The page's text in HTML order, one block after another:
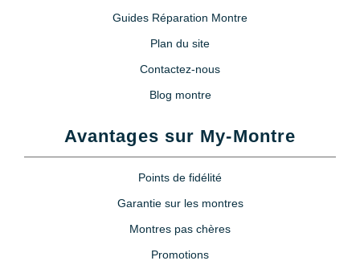
Guides Réparation Montre
Plan du site
Contactez-nous
Blog montre
Avantages sur My-Montre
Points de fidélité
Garantie sur les montres
Montres pas chères
Promotions